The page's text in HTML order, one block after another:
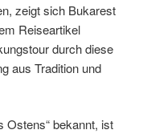
zeigt sich Bukarest
Reiseartikel
durch diese
aus Tradition und
Ostens“ bekannt, ist